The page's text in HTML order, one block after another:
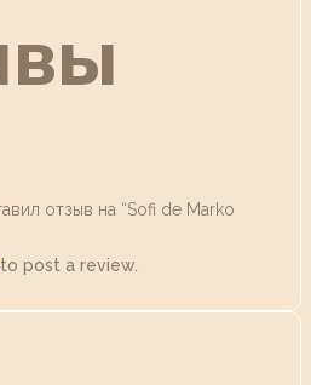
отзыв на “Sofi de Marko
to post a review.